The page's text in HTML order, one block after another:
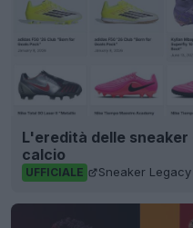
L'eredità delle
calcio
UFFICIALE Sneaker Legacy